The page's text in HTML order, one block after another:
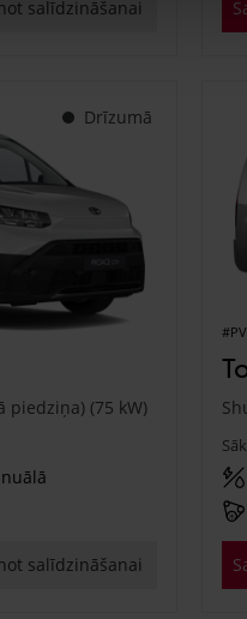
salīdzināšanai
Drīzumā
piedziņa) (75 kW)
salīdzināšanai